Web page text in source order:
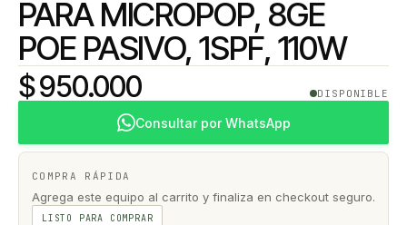
PARA MICROPOP, 8GE
POE PASIVO, 1SPF, 110W
$ 950.000 DISPONIBLE
Consultar por WhatsApp
COMPRA RÁPIDA
Agrega este equipo al carrito y finaliza en checkout seguro.
LISTO PARA COMPRAR